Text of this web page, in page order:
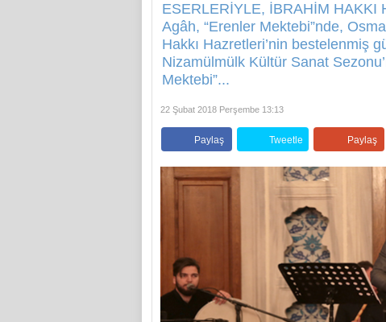
ESERLERİYLE, İBRAHİM HAKKI
Agâh, “Erenler Mektebi”nde,
Hakkı Hazretleri’nin bestelenmiş
Nizamülmülk Kültür Sanat
Mektebi”...
22 Şubat 2018 Perşembe 13:13
Paylaş Tweetle Paylaş